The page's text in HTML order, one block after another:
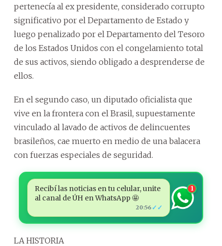
pertenecía al ex presidente, considerado corrupto
significativo por el Departamento de Estado y
luego penalizado por el Departamento del Tesoro
de los Estados Unidos con el congelamiento total
de sus activos, siendo obligado a desprenderse de
ellos.
En el segundo caso, un diputado oficialista que
vive en la frontera con el Brasil, supuestamente
vinculado al lavado de activos de delincuentes
brasileños, cae muerto en medio de una balacera
con fuerzas especiales de seguridad.
Recibí las noticias en tu celular, unite
al canal de ÚH en WhatsApp 🤩
20:56 ✓✓
1
LA HISTORIA